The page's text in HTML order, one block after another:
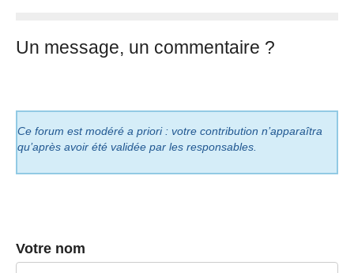
Un message, un commentaire ?
Ce forum est modéré a priori : votre contribution n’apparaîtra
qu’après avoir été validée par les responsables.
Votre nom